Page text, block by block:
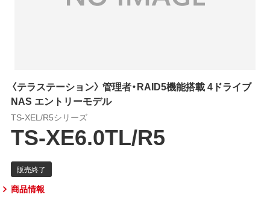
〈テラステーション〉 管理者・RAID5機能搭載 4ドライブ
NAS エントリーモデル
TS-XEL/R5シリーズ
TS-XE6.0TL/R5
商品情報